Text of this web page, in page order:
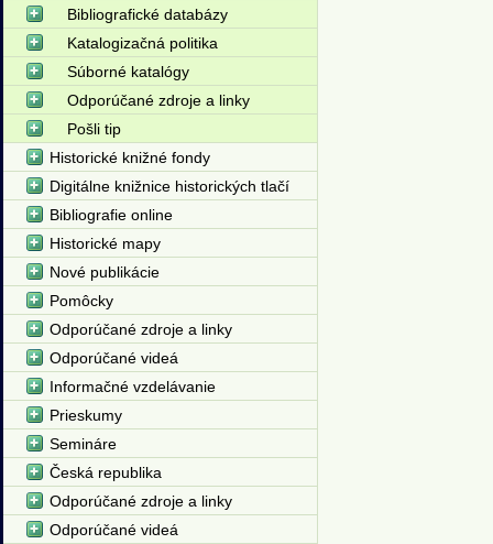
Bibliografické databázy
Katalogizačná politika
Súborné katalógy
Odporúčané zdroje a linky
Pošli tip
Historické knižné fondy
Digitálne knižnice historických tlačí
Bibliografie online
Historické mapy
Nové publikácie
Pomôcky
Odporúčané zdroje a linky
Odporúčané videá
Informačné vzdelávanie
Prieskumy
Semináre
Česká republika
Odporúčané zdroje a linky
Odporúčané videá